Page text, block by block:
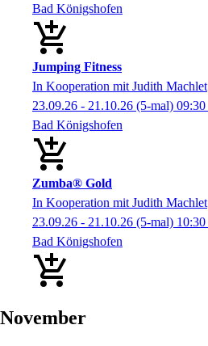
Bad Königshofen
Jumping Fitness
In Kooperation mit Judith Machlet
23.09.26 - 21.10.26 (5-mal) 09:30
Bad Königshofen
Zumba® Gold
In Kooperation mit Judith Machlet
23.09.26 - 21.10.26 (5-mal) 10:30
Bad Königshofen
November